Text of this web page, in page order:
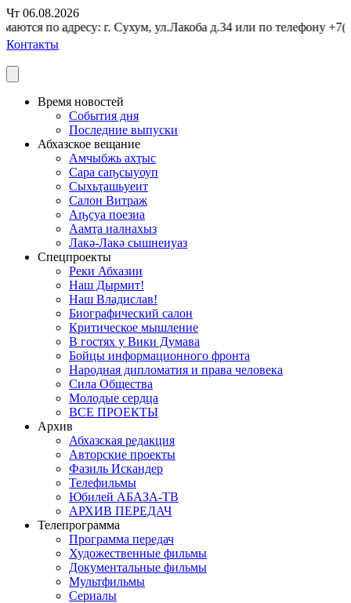
Чт 06.08.2026
по адресу: г. Сухум, ул.Лакоба д.34 или по телефону
Контакты
Время новостей
События дня
Последние выпуски
Абхазское вещание
Амчыбжь ахҭыс
Сара саҧсыуоуп
Сыхьҭашьуеит
Салон Витраж
Аҧсуа поезиа
Аамҭа иалнахыз
Лакә-Лакә сышнеиуаз
Спецпроекты
Реки Абхазии
Наш Дырмит!
Наш Владислав!
Биографический салон
Критическое мышление
В гостях у Вики Думава
Бойцы информационного фронта
Народная дипломатия и права человека
Сила Общества
Молодые сердца
ВСЕ ПРОЕКТЫ
Архив
Абхазская редакция
Авторские проекты
Фазиль Искандер
Телефильмы
Юбилей АБАЗА-ТВ
АРХИВ ПЕРЕДАЧ
Телепрограмма
Программа передач
Художественные фильмы
Документальные фильмы
Мультфильмы
Сериалы